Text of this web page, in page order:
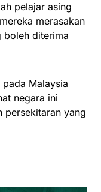
pelajar asing
merasakan
boleh diterima
pada Malaysia
negara ini
persekitaran yang